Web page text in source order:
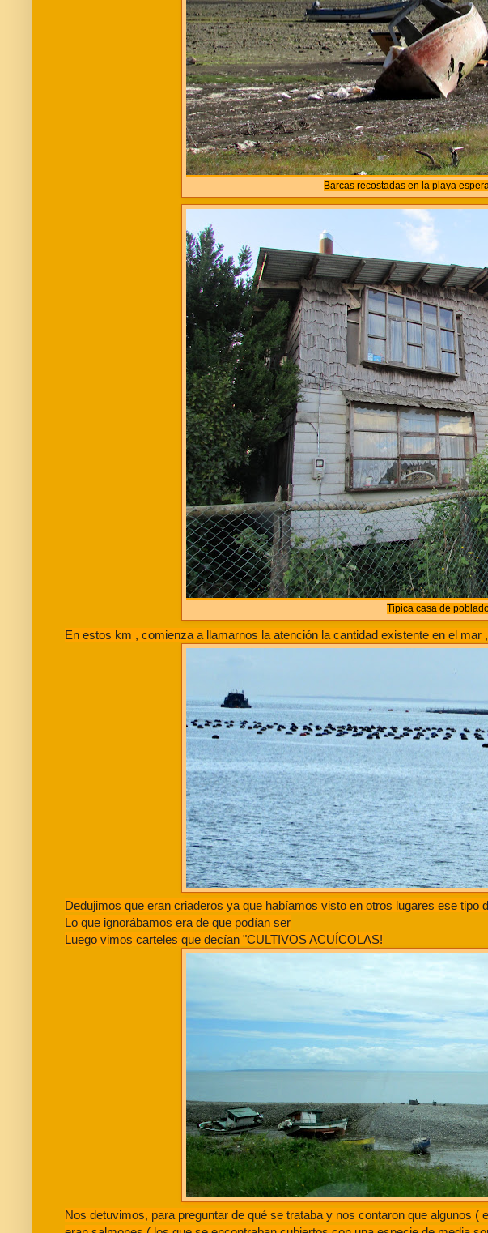
Barcas recostadas en la playa
Tipica casa de
En estos km , comienza a llamarnos la atención la cantidad existente en el
Dedujimos que eran criaderos ya que habíamos visto en otros lugares ese tipo
Lo que ignorábamos era de que podían ser
Luego vimos carteles que decían "CULTIVOS ACUÍCOLAS!
Nos detuvimos, para preguntar de qué se trataba y nos contaron que algunos